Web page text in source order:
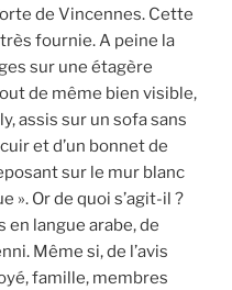
de Vincennes. Cette
fournie. A peine la
sur une étagère
de même bien visible,
assis sur un sofa sans
et d’un bonnet de
sur le mur blanc
». Or de quoi s’agit-il ?
en langue arabe, de
Même si, de l’avis
famille, membres